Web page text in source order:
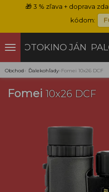
🎁3 % zľava + doprava
kódom:
FOTOKINO JÁN
Obchod › Ďalekohľady› Fomei 10x26 DCF
Fomei 10x26 DCF